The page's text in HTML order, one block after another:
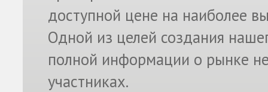
доступной цене на наиболее
Одной из целей создания
полной информации о рынке
участниках.